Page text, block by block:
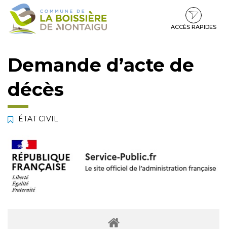
Gestion des traceurs
Aller
Aller
contenu
Aller
pied
ACCÈS RAPIDES
Demande d’acte de
décès
ÉTAT CIVIL